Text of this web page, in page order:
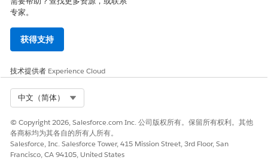
专家。
获得支持
技术提供者 Experience Cloud
中文（简体）
© Copyright 2026, Salesforce.com Inc. 公司版权所有。保留所有权利。其他
各商标均为其各自的所有人所有。
Salesforce, Inc. Salesforce Tower, 415 Mission Street, 3rd Floor, San
Francisco, CA 94105, United States